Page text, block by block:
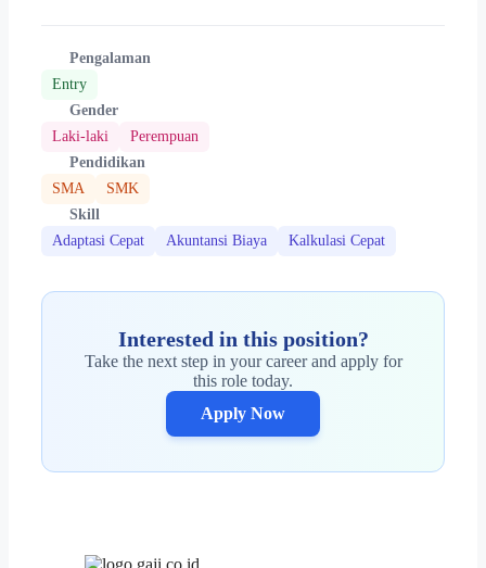
Pengalaman
Entry
Gender
Laki-laki
Perempuan
Pendidikan
SMA
SMK
Skill
Adaptasi Cepat
Akuntansi Biaya Kalkulasi Cepat
Interested in this position?
Take the next step in your career and apply for
this role today.
Apply Now